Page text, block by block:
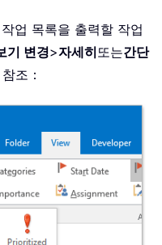
업 목록을 출력할 작업
기 변경>자세히또는간단
조：